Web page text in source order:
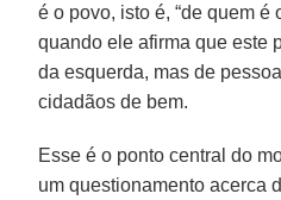
é o povo, isto é, “de quem é
quando ele afirma que este
da esquerda, mas de
cidadãos de bem.
Esse é o ponto central do
um questionamento acerca